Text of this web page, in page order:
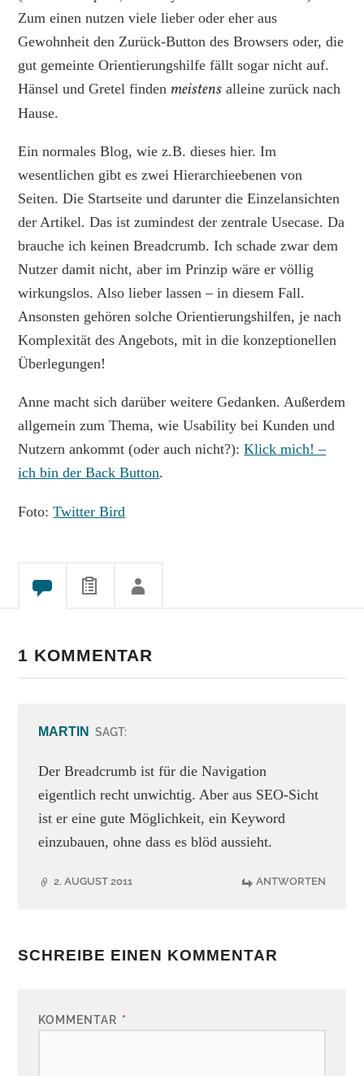
Zum einen nutzen viele lieber oder eher aus
Gewohnheit den Zurück-Button des Browsers oder, die
gut gemeinte Orientierungshilfe fällt sogar nicht auf.
Hänsel und Gretel finden meistens alleine zurück nach
Hause.
Ein normales Blog, wie z.B. dieses hier. Im
wesentlichen gibt es zwei Hierarchieebenen von
Seiten. Die Startseite und darunter die Einzelansichten
der Artikel. Das ist zumindest der zentrale Usecase. Da
brauche ich keinen Breadcrumb. Ich schade zwar dem
Nutzer damit nicht, aber im Prinzip wäre er völlig
wirkungslos. Also lieber lassen – in diesem Fall.
Ansonsten gehören solche Orientierungshilfen, je nach
Komplexität des Angebots, mit in die konzeptionellen
Überlegungen!
Anne macht sich darüber weitere Gedanken. Außerdem
allgemein zum Thema, wie Usability bei Kunden und
Nutzern ankommt (oder auch nicht?):Klick mich! –
ich bin der Back Button.
Foto:Twitter Bird
1 KOMMENTAR
MARTIN SAGT:
Der Breadcrumb ist für die Navigation
eigentlich recht unwichtig. Aber aus SEO-Sicht
ist er eine gute Möglichkeit, ein Keyword
einzubauen, ohne dass es blöd aussieht.
2. AUGUST 2011 ANTWORTEN
SCHREIBE EINEN KOMMENTAR
KOMMENTAR *